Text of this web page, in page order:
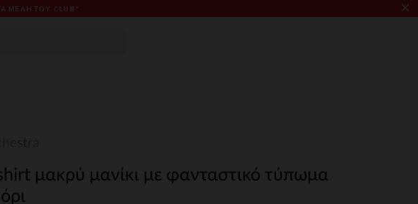
ΜΈΛΗ ΤΟΥ CLUB* ×
μακρύ μανίκι με φανταστικό τύπωμα